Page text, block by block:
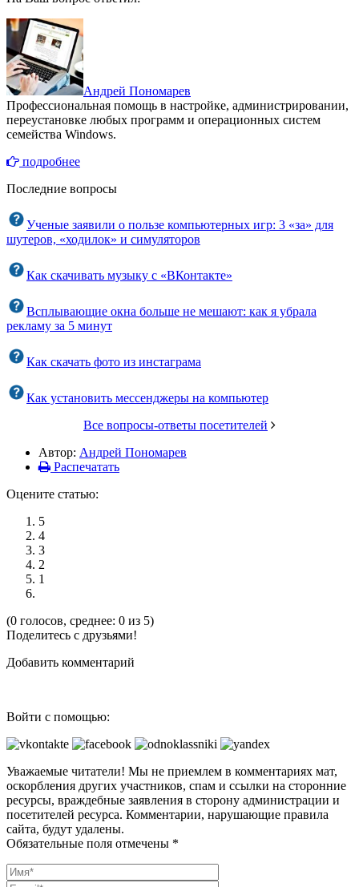
Андрей Пономарев
Профессиональная помощь в настройке, администрировании,
переустановке любых программ и операционных систем
семейства Windows.
подробнее
Последние вопросы
Ученые заявили о пользе компьютерных игр: 3 «за» для
шутеров, «ходилок» и симуляторов
Как скачивать музыку с «ВКонтакте»
Всплывающие окна больше не мешают: как я убрала
рекламу за 5 минут
Как скачать фото из инстаграма
Как установить мессенджеры на компьютер
Все вопросы-ответы посетителей
Автор: Андрей Пономарев
Распечатать
Оцените статью:
5
4
3
2
1
(0 голосов, среднее: 0 из 5)
Поделитесь с друзьями!
Добавить комментарий
Войти с помощью:
Уважаемые читатели! Мы не приемлем в комментариях мат,
оскорбления других участников, спам и ссылки на сторонние
ресурсы, враждебные заявления в сторону администрации и
посетителей ресурса. Комментарии, нарушающие правила
сайта, будут удалены.
Обязательные поля отмечены *